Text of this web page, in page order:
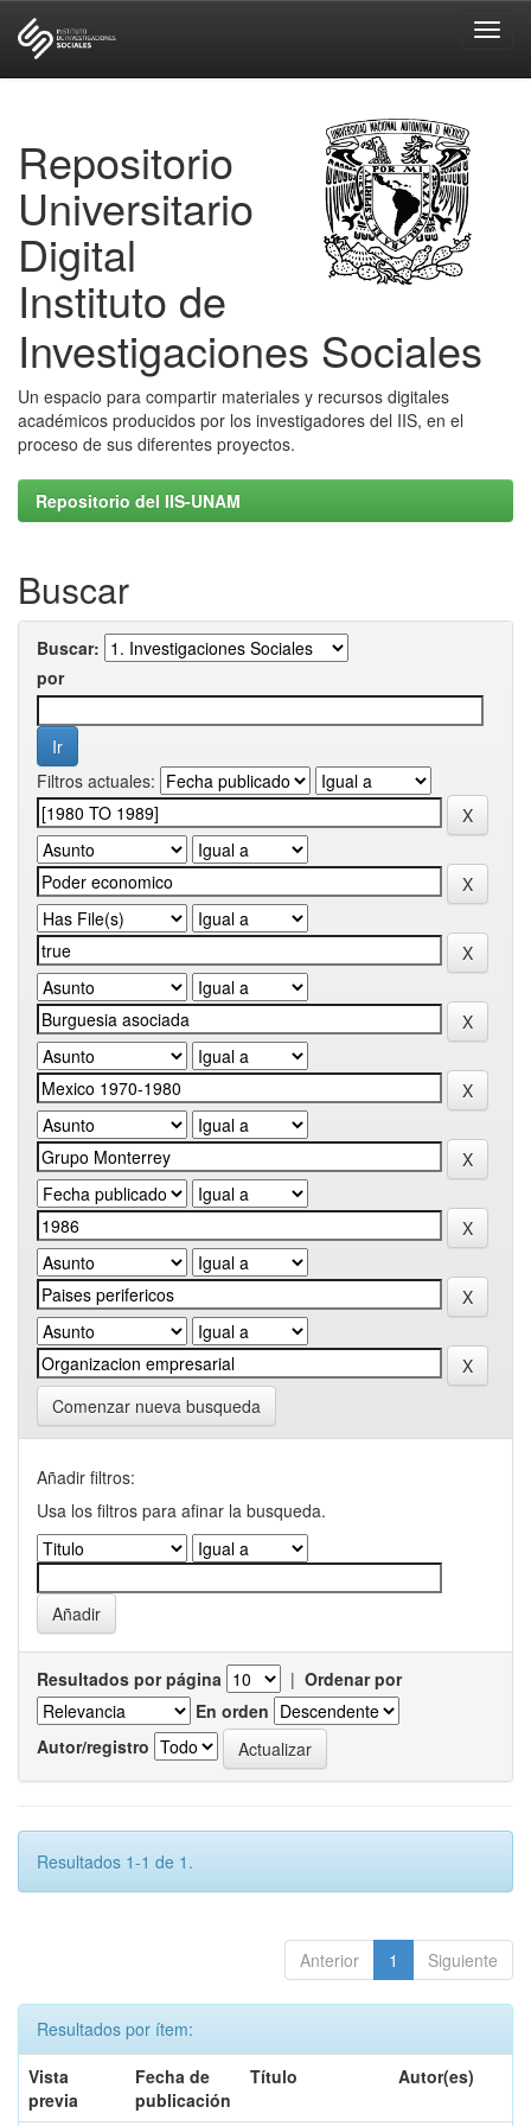
Repositorio
Universitario
Digital
Instituto de
Investigaciones Sociales
Un espacio para compartir materiales y recursos digitales
académicos producidos por los investigadores del IIS, en el
proceso de sus diferentes proyectos.
Repositorio del IIS-UNAM
Buscar
Buscar:
por
Filtros actuales:
Comenzar nueva busqueda
Añadir filtros:
Usa los filtros para afinar la busqueda.
Resultados por página | Ordenar por
En orden
Autor/registro
Resultados 1-1 de 1.
Anterior 1 Siguiente
Resultados por ítem:
Vista
previa
Fecha de
publicación
Título Autor(es)